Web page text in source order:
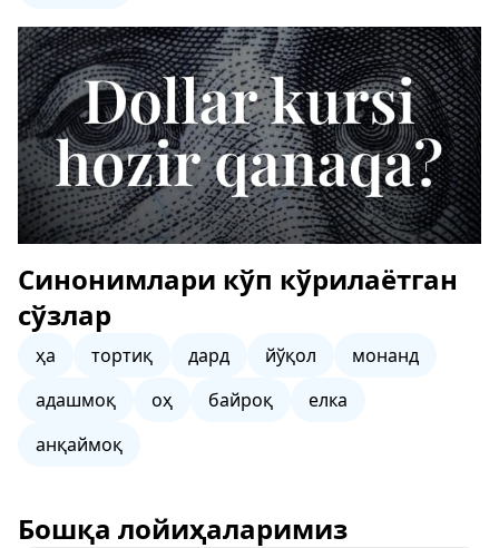
Синонимлари кўп кўрилаётган
сўзлар
ҳа тортиқ дард йўқол
монанд
адашмоқ
оҳ байроқ
елка
анқаймоқ
Бошқа лойиҳаларимиз